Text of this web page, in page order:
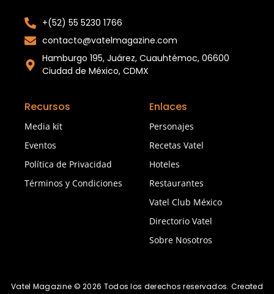
+(52) 55 5230 1766
contacto@vatelmagazine.com
Hamburgo 195, Juárez, Cuauhtémoc, 06600
Ciudad de México, CDMX
Recursos
Media kit
Eventos
Política de Privacidad
Términos y Condiciones
Enlaces
Personajes
Recetas Vatel
Hoteles
Restaurantes
Vatel Club México
Directorio Vatel
Sobre Nosotros
Vatel Magazine © 2026 Todos los derechos reservados. Created